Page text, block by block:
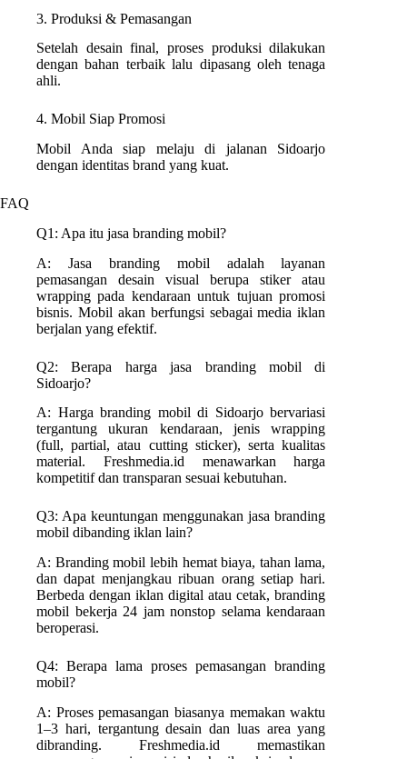
3. Produksi & Pemasangan
Setelah desain final, proses produksi dilakukan
dengan bahan terbaik lalu dipasang oleh tenaga
ahli.
4. Mobil Siap Promosi
Mobil Anda siap melaju di jalanan Sidoarjo
dengan identitas brand yang kuat.
FAQ
Q1: Apa itu jasa branding mobil?
A: Jasa branding mobil adalah layanan
pemasangan desain visual berupa stiker atau
wrapping pada kendaraan untuk tujuan promosi
bisnis. Mobil akan berfungsi sebagai media iklan
berjalan yang efektif.
Q2: Berapa harga jasa branding mobil di
Sidoarjo?
A: Harga branding mobil di Sidoarjo bervariasi
tergantung ukuran kendaraan, jenis wrapping
(full, partial, atau cutting sticker), serta kualitas
material. Freshmedia.id menawarkan harga
kompetitif dan transparan sesuai kebutuhan.
Q3: Apa keuntungan menggunakan jasa branding
mobil dibanding iklan lain?
A: Branding mobil lebih hemat biaya, tahan lama,
dan dapat menjangkau ribuan orang setiap hari.
Berbeda dengan iklan digital atau cetak, branding
mobil bekerja 24 jam nonstop selama kendaraan
beroperasi.
Q4: Berapa lama proses pemasangan branding
mobil?
A: Proses pemasangan biasanya memakan waktu
1–3 hari, tergantung desain dan luas area yang
dibranding. Freshmedia.id memastikan